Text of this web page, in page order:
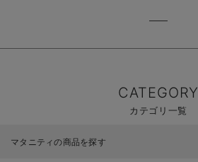
CATEGORY
カテゴリ一覧
マタニティの商品を探す